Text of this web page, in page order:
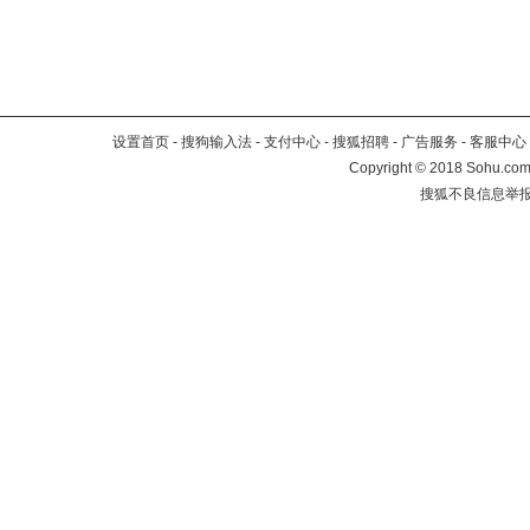
设置首页 - 搜狗输入法 - 支付中心 - 搜狐招聘 - 广告服务 - 客服中心
Copyright©2018
搜狐不良信息举